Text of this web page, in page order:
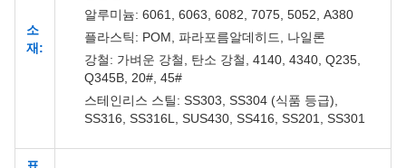
소
재:
알루미늄: 6061, 6063, 6082, 7075, 5052, A380
플라스틱: POM, 파라포름알데히드, 나일론
강철: 가벼운 강철, 탄소 강철, 4140, 4340, Q235,
Q345B, 20#, 45#
스테인리스 스틸: SS303, SS304 (식품 등급),
SS316, SS316L, SUS430, SS416, SS201, SS301